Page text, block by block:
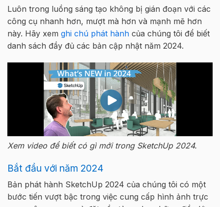
Luôn trong luồng sáng tạo không bị gián đoạn với các
công cụ nhanh hơn, mượt mà hơn và mạnh mẽ hơn
này. Hãy xem ghi chú phát hành của chúng tôi để biết
danh sách đầy đủ các bản cập nhật năm 2024.
Xem video để biết có gì mới trong SketchUp 2024.
Bắt đầu với năm 2024
Bản phát hành SketchUp 2024 của chúng tôi có một
bước tiến vượt bậc trong việc cung cấp hình ảnh trực